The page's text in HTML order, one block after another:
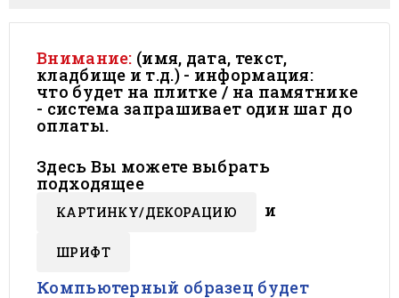
Внимание: (имя, дата, текст,
кладбище и т.д.) - информация:
что будет на плитке / на памятнике
- система запрашивает один шаг до
оплаты.
Здесь Вы можете выбрать
подходящее
КАРТИНКY/ДЕКОРАЦИЮ и
ШРИФТ
Компьютерный образец будет